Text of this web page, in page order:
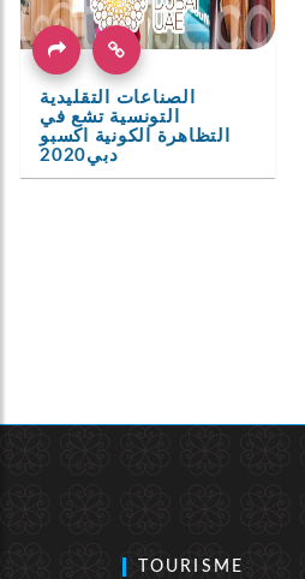
الصناعات التقليدية
التونسية تشع في
التظاهرة الكونية اكسبو
دبي2020
TOURISME